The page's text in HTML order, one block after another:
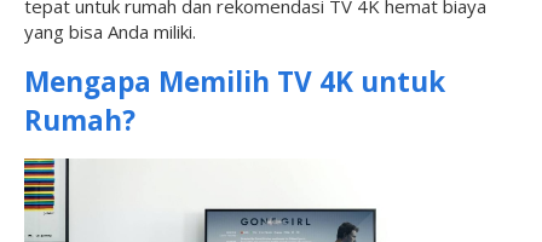
tepat untuk rumah dan rekomendasi TV 4K hemat biaya
yang bisa Anda miliki.
Mengapa Memilih TV 4K untuk
Rumah?